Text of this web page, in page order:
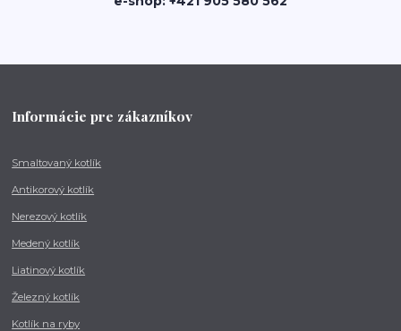
Informácie pre zákazníkov
Smaltovaný kotlík
Antikorový kotlík
Nerezový kotlík
Medený kotlík
Liatinový kotlík
Železný kotlík
Kotlík na ryby